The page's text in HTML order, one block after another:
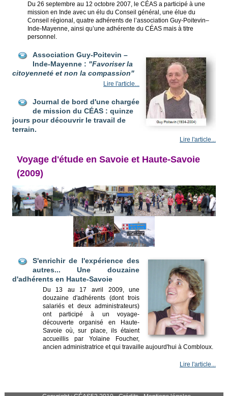
Du 26 septembre au 12 octobre 2007, le CÉAS a participé à une
mission en Inde avec un élu du Conseil général, une élue du
Conseil régional, quatre adhérents de l’association Guy-Poitevin–
Inde-Mayenne, ainsi qu’une adhérente du CÉAS mais à titre
personnel.
Association Guy-Poitevin –
Inde-Mayenne : "Favoriser la
citoyenneté et non la compassion"
Lire l'article...
Journal de bord d'une chargée
de mission du CÉAS : quinze
jours pour découvrir le travail de
terrain.
Lire l'article...
Voyage d'étude en Savoie et Haute-Savoie
(2009)
S'enrichir de l'expérience des
autres... Une douzaine
d'adhérents en Haute-Savoie
Du 13 au 17 avril 2009, une
douzaine d'adhérents (dont trois
salariés et deux administrateurs)
ont participé à un voyage-
découverte organisé en Haute-
Savoie où, sur place, ils étaient
accueillis par Yolaine Foucher,
ancien administratrice et qui travaille aujourd'hui à Combloux.
Lire l'article...